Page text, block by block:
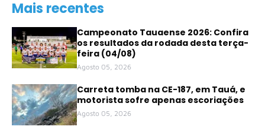
Mais recentes
Campeonato Tauaense 2026: Confira
os resultados da rodada desta terça-
feira (04/08)
Agosto 05, 2026
Carreta tomba na CE-187, em Tauá, e
motorista sofre apenas escoriações
Agosto 05, 2026